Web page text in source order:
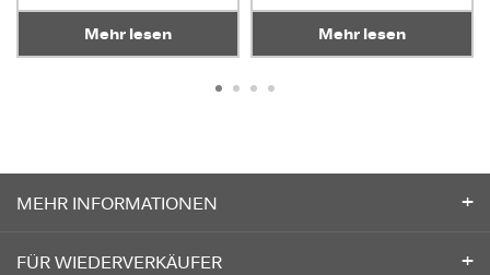
Mehr lesen Mehr lesen
MEHR INFORMATIONEN
FÜR WIEDERVERKÄUFER